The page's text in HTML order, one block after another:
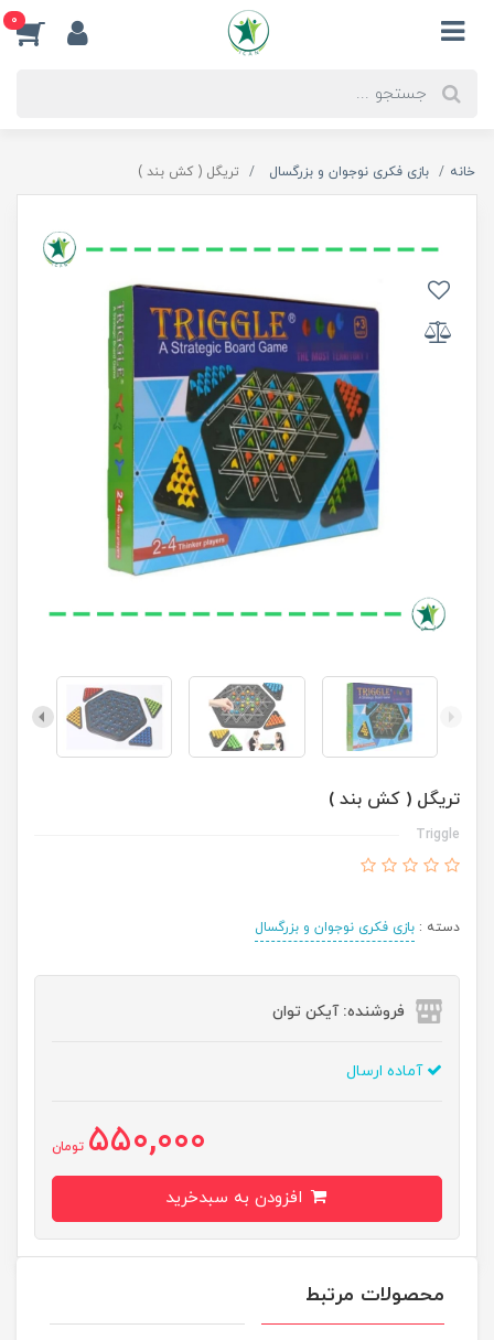
0
خانه بازی فکری نوجوان و بزرگسال تریگل ( کش بند )
تریگل ( کش بند )
Triggle
دسته : بازی فکری نوجوان و بزرگسال
فروشنده: آیکن توان
آماده ارسال
550,000 تومان
محصولات مرتبط